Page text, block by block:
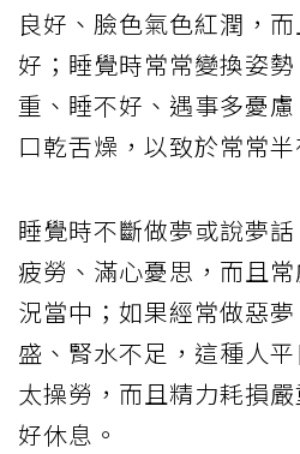
良好、臉色氣色紅潤，
好；睡覺時常常變換姿
重、睡不好、遇事多憂
口乾舌燥，以致於常常半
睡覺時不斷做夢或說夢
疲勞、滿心憂思，而且
況當中；如果經常做惡
盛、腎水不足，這種人
太操勞，而且精力耗損
好休息。